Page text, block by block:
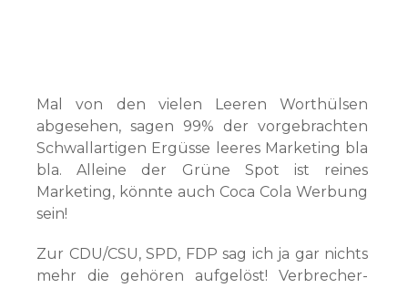
Mal von den vielen Leeren Worthülsen
abgesehen, sagen 99% der vorgebrachten
Schwallartigen Ergüsse leeres Marketing bla
bla. Alleine der Grüne Spot ist reines
Marketing, könnte auch Coca Cola Werbung
sein!
Zur CDU/CSU, SPD, FDP sag ich ja gar nichts
mehr die gehören aufgelöst! Verbrecher-